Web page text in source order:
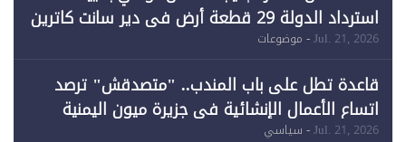
استرداد الدولة 29 قطعة أرض في دير سانت كاترين
وقبول طعن الحكومة جزئيًا (1)
Jul. 21, 2026- موضوعات
قاعدة تطل على باب المندب.. "متصدقش" ترصد
اتساع الأعمال الإنشائية في جزيرة ميون اليمنية
Jul. 21, 2026- سياسي